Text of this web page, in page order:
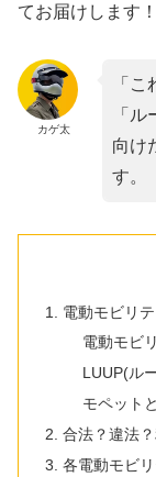
てお届けします！
カゲ太
「
「
向け
す。
電動モビリ
電動モビ
LUUP(ル
モペット
合法？違法
各電動モビ